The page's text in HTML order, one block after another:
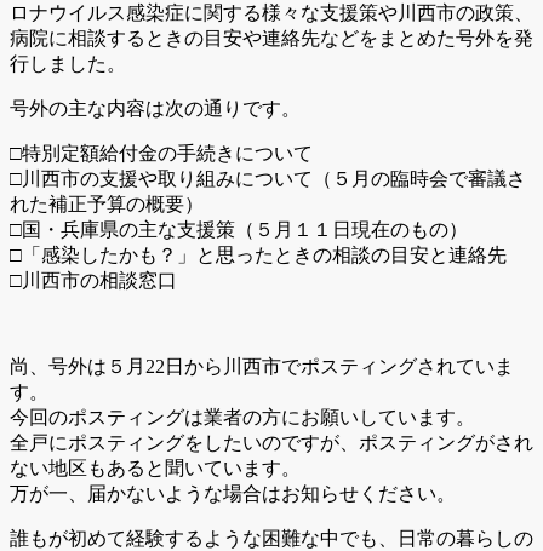
ロナウイルス感染症に関する様々な支援策や川西市の政策、
病院に相談するときの目安や連絡先などをまとめた号外を発
行しました。
号外の主な内容は次の通りです。
□特別定額給付金の手続きについて
□川西市の支援や取り組みについて（５月の臨時会で審議さ
れた補正予算の概要）
□国・兵庫県の主な支援策（５月１１日現在のもの）
□「感染したかも？」と思ったときの相談の目安と連絡先
□川西市の相談窓口
尚、号外は５月22日から川西市でポスティングされていま
す。
今回のポスティングは業者の方にお願いしています。
全戸にポスティングをしたいのですが、ポスティングがされ
ない地区もあると聞いています。
万が一、届かないような場合はお知らせください。
誰もが初めて経験するような困難な中でも、日常の暮らしの